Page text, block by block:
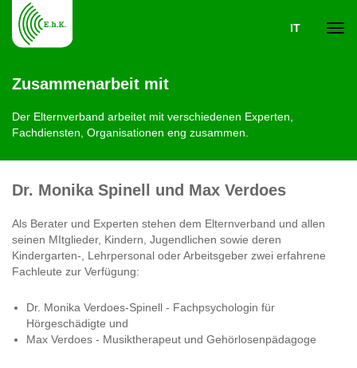
IT
Zusammenarbeit mit
Der Elternverband arbeitet mit verschiedenen Experten,
Fachdiensten, Organisationen eng zusammen.
Dr. Monika Spinell und Max Verdoes
Als Berater und Experten stehen dem Elternverband und allen
seinen MItglieder, Kindern, Jugendlichen sowie deren
Kindergarten-, Lehrpersonal oder Arbeitsgeber zwei erfahrene
Fachleute zur Verfügung:
Dr. Monika Verdoes-Spinell - Fachpsychologin für
Hörgeschädigte und
Max Verdoes - Musiktherapeut und Gehörlosenpädagoge